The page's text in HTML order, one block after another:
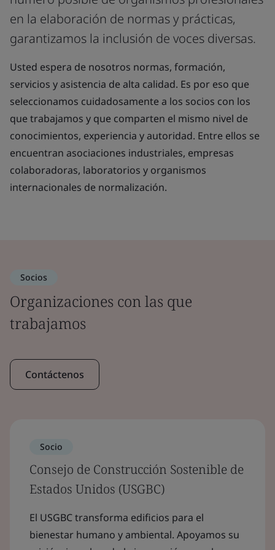
en la elaboración de normas y prácticas,
garantizamos la inclusión de voces diversas.
Usted espera de nosotros normas, formación,
servicios y asistencia de alta calidad. Es por eso que
seleccionamos cuidadosamente a los socios con los
que trabajamos y que comparten el mismo nivel de
conocimientos, experiencia y autoridad. Entre ellos se
encuentran asociaciones industriales, empresas
colaboradoras, laboratorios y organismos
internacionales de normalización.
Socios
Organizaciones con las que
trabajamos
Contáctenos
Socio
Consejo de Construcción Sostenible de
Estados Unidos (USGBC)
El USGBC transforma edificios para el
bienestar humano y ambiental. Apoyamos su